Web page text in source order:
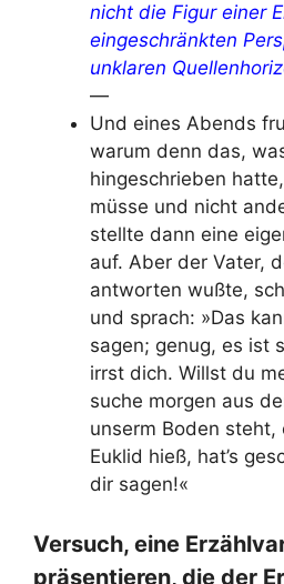
nicht die Figur einer
eingeschränkten
unklaren
—
Und eines Abends
warum denn das,
hingeschrieben
müsse und nicht
stellte dann eine
auf. Aber der Vater,
antworten wußte,
und sprach: »Das
sagen; genug, es ist
irrst dich. Willst du
suche morgen aus
unserm Boden steht,
Euklid hieß, hat’s
dir sagen!«
Versuch, eine
präsentieren, die der